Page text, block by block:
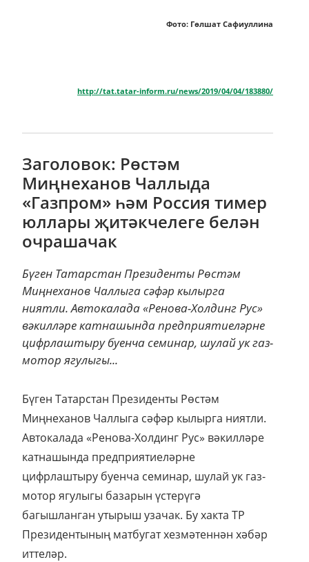
Фото: Гөлшат Сафиуллина
http://tat.tatar-inform.ru/news/2019/04/04/183880/
Заголовок: Рөстәм
Миңнеханов Чаллыда
«Газпром» һәм Россия тимер
юллары җитәкчелеге белән
очрашачак
Бүген Татарстан Президенты Рөстәм
Миңнеханов Чаллыга сәфәр кылырга
ниятли. Автокалада «Ренова-Холдинг Рус»
вәкилләре катнашында предприятиеләрне
цифрлаштыру буенча семинар, шулай ук газ-
мотор ягулыгы...
Бүген Татарстан Президенты Рөстәм
Миңнеханов Чаллыга сәфәр кылырга ниятли.
Автокалада «Ренова-Холдинг Рус» вәкилләре
катнашында предприятиеләрне
цифрлаштыру буенча семинар, шулай ук газ-
мотор ягулыгы базарын үстерүгә
багышланган утырыш узачак. Бу хакта ТР
Президентының матбугат хезмәтеннән хәбәр
иттеләр.